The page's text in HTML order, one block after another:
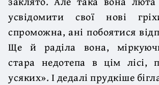
усвідомити свої нові
спроможна, ані побоятися
Ще й раділа вона,
стара недотепа в цім лісі,
усяких». І дедалі прудкіше